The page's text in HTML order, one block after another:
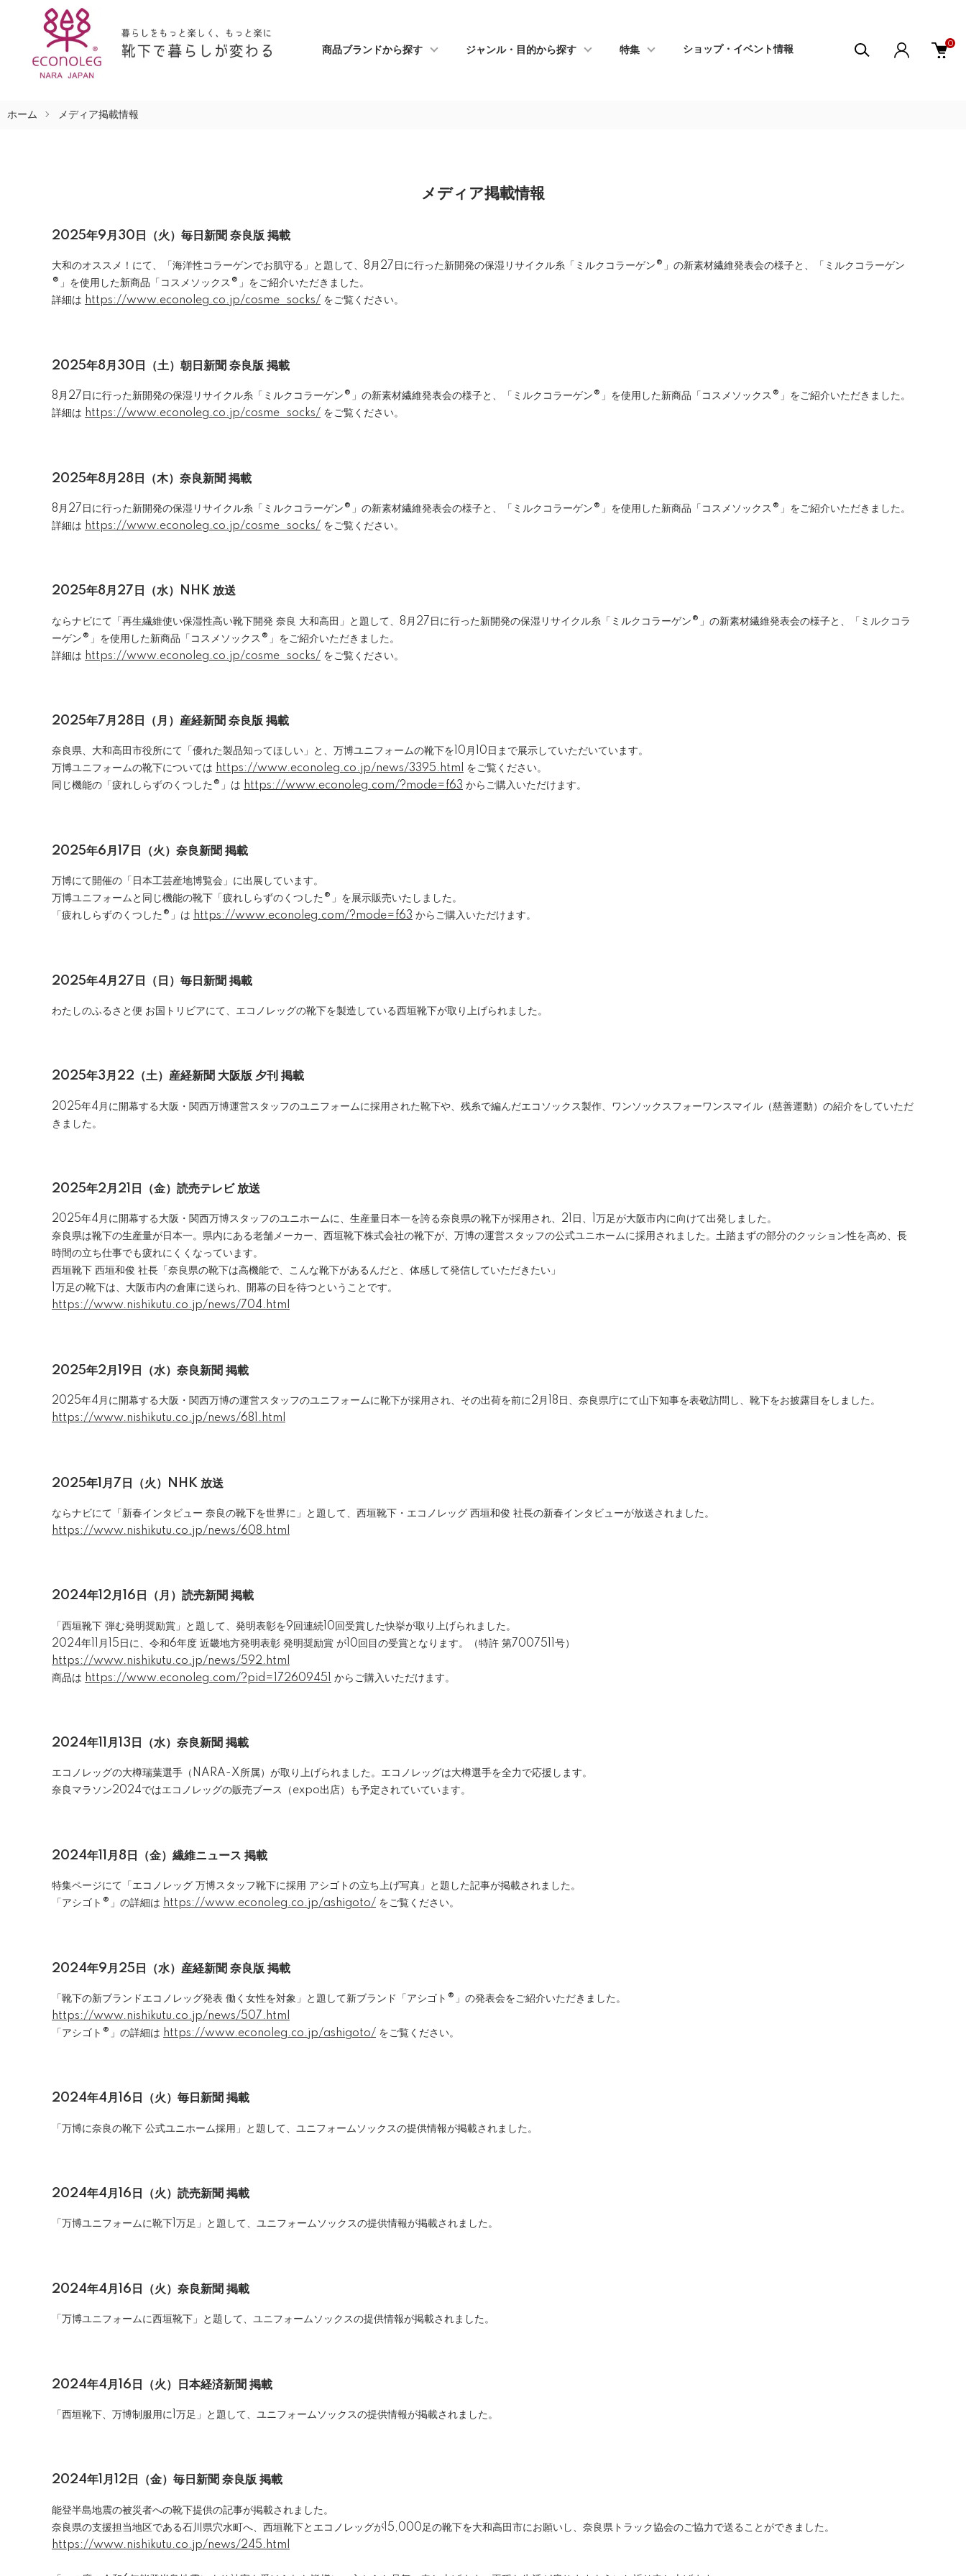
商品ブランドから探す ジャンル・目的から探す 特集 ショップ・イベント情報
0
ホーム メディア掲載情報
メディア掲載情報
2025年9月30日（火） 毎日新聞 奈良版 掲載
大和のオススメ！にて、「海洋性コラーゲンでお肌守る」と題して、8月27日に行った新開発の保湿リサイクル糸「ミルクコラーゲン®」の新素材繊維発表会の様子と、「ミルクコラーゲン
®」を使用した新商品「コスメソックス®」をご紹介いただきました。
詳細は https://www.econoleg.co.jp/cosme_socks/ をご覧ください。
2025年8月30日（土） 朝日新聞 奈良版 掲載
8月27日に行った新開発の保湿リサイクル糸「ミルクコラーゲン®」の新素材繊維発表会の様子と、「ミルクコラーゲン®」を使用した新商品「コスメソックス®」をご紹介いただきました。
詳細は https://www.econoleg.co.jp/cosme_socks/ をご覧ください。
2025年8月28日（木）奈良新聞 掲載
8月27日に行った新開発の保湿リサイクル糸「ミルクコラーゲン®」の新素材繊維発表会の様子と、「ミルクコラーゲン®」を使用した新商品「コスメソックス®」をご紹介いただきました。
詳細は https://www.econoleg.co.jp/cosme_socks/ をご覧ください。
2025年8月27日（水） NHK 放送
ならナビにて「再生繊維使い保湿性高い靴下開発 奈良 大和高田」と題して、8月27日に行った新開発の保湿リサイクル糸「ミルクコラーゲン®」の新素材繊維発表会の様子と、「ミルクコラ
ーゲン®」を使用した新商品「コスメソックス®」をご紹介いただきました。
詳細は https://www.econoleg.co.jp/cosme_socks/ をご覧ください。
2025年7月28日（月） 産経新聞 奈良版 掲載
奈良県、大和高田市役所にて「優れた製品知ってほしい」と、万博ユニフォームの靴下を10月10日まで展示していただいています。
万博ユニフォームの靴下については https://www.econoleg.co.jp/news/3395.html をご覧ください。
同じ機能の「疲れしらずのくつした®」は https://www.econoleg.com/?mode=f63 からご購入いただけます。
2025年6月17日（火）奈良新聞 掲載
万博にて開催の「日本工芸産地博覧会」に出展しています。
万博ユニフォームと同じ機能の靴下「疲れしらずのくつした®」を展示販売いたしました。
「疲れしらずのくつした®」は https://www.econoleg.com/?mode=f63 からご購入いただけます。
2025年4月27日（日） 毎日新聞 掲載
わたしのふるさと便 お国トリビアにて、エコノレッグの靴下を製造している西垣靴下が取り上げられました。
2025年3月22（土） 産経新聞 大阪版 夕刊 掲載
2025年4月に開幕する大阪・関西万博運営スタッフのユニフォームに採用された靴下や、残糸で編んだエコソックス製作、ワンソックスフォーワンスマイル（慈善運動）の紹介をしていただ
きました。
2025年2月21日（金）読売テレビ 放送
2025年4月に開幕する大阪・関西万博スタッフのユニホームに、生産量日本一を誇る奈良県の靴下が採用され、21日、1万足が大阪市内に向けて出発しました。
奈良県は靴下の生産量が日本一。県内にある老舗メーカー、西垣靴下株式会社の靴下が、万博の運営スタッフの公式ユニホームに採用されました。土踏まずの部分のクッション性を高め、長
時間の立ち仕事でも疲れにくくなっています。
西垣靴下 西垣和俊 社長「奈良県の靴下は高機能で、こんな靴下があるんだと、体感して発信していただきたい」
1万足の靴下は、大阪市内の倉庫に送られ、開幕の日を待つということです。
https://www.nishikutu.co.jp/news/704.html
2025年2月19日（水）奈良新聞 掲載
2025年4月に開幕する大阪・関西万博の運営スタッフのユニフォームに靴下が採用され、その出荷を前に2月18日、奈良県庁にて山下知事を表敬訪問し、靴下をお披露目をしました。
https://www.nishikutu.co.jp/news/681.html
2025年1月7日（火） NHK 放送
ならナビにて「新春インタビュー 奈良の靴下を世界に」と題して、西垣靴下・エコノレッグ 西垣和俊 社長の新春インタビューが放送されました。
https://www.nishikutu.co.jp/news/608.html
2024年12月16日（月）読売新聞 掲載
「西垣靴下 弾む発明奨励賞」と題して、発明表彰を9回連続10回受賞した快挙が取り上げられました。
2024年11月15日に、令和6年度 近畿地方発明表彰 発明奨励賞 が10回目の受賞となります。（特許 第7007511号）
https://www.nishikutu.co.jp/news/592.html
商品は https://www.econoleg.com/?pid=172609451 からご購入いただけます。
2024年11月13日（水）奈良新聞 掲載
エコノレッグの大樽瑞葉選手（NARA-X所属）が取り上げられました。エコノレッグは大樽選手を全力で応援します。
奈良マラソン2024ではエコノレッグの販売ブース（expo出店）も予定されていています。
2024年11月8日（金） 繊維ニュース 掲載
特集ページにて「エコノレッグ 万博スタッフ靴下に採用 アシゴトの立ち上げ写真」と題した記事が掲載されました。
「アシゴト®」の詳細は https://www.econoleg.co.jp/ashigoto/ をご覧ください。
2024年9月25日（水） 産経新聞 奈良版 掲載
「靴下の新ブランドエコノレッグ発表 働く女性を対象」と題して新ブランド「アシゴト®」の発表会をご紹介いただきました。
https://www.nishikutu.co.jp/news/507.html
「アシゴト®」の詳細は https://www.econoleg.co.jp/ashigoto/ をご覧ください。
2024年4月16日（火）毎日新聞 掲載
「万博に奈良の靴下 公式ユニホーム採用」と題して、ユニフォームソックスの提供情報が掲載されました。
2024年4月16日（火）読売新聞 掲載
「万博ユニフォームに靴下1万足」と題して、ユニフォームソックスの提供情報が掲載されました。
2024年4月16日（火）奈良新聞 掲載
「万博ユニフォームに西垣靴下」と題して、ユニフォームソックスの提供情報が掲載されました。
2024年4月16日（火）日本経済新聞 掲載
「西垣靴下、万博制服用に1万足」と題して、ユニフォームソックスの提供情報が掲載されました。
2024年1月12日（金）毎日新聞 奈良版 掲載
能登半島地震の被災者への靴下提供の記事が掲載されました。
奈良県の支援担当地区である石川県穴水町へ、西垣靴下とエコノレッグが15,000足の靴下を大和高田市にお願いし、奈良県トラック協会のご協力で送ることができました。
https://www.nishikutu.co.jp/news/245.html